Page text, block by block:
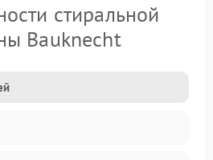
стиральной
Bauknecht